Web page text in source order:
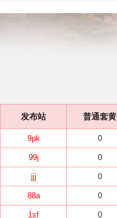
发布站 普通套黄
9pk 0
99j 0
jjj 0
88a 0
1sf 0